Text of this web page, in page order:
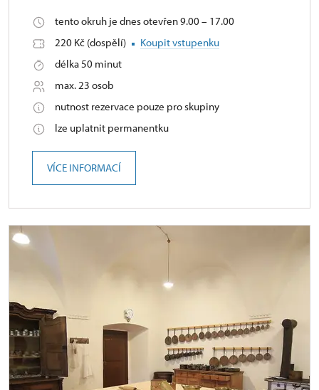
tento okruh je dnes otevřen 9.00 – 17.00
220 Kč (dospělí)
Koupit vstupenku
délka 50 minut
max. 23 osob
nutnost rezervace pouze pro skupiny
lze uplatnit permanentku
VÍCE INFORMACÍ